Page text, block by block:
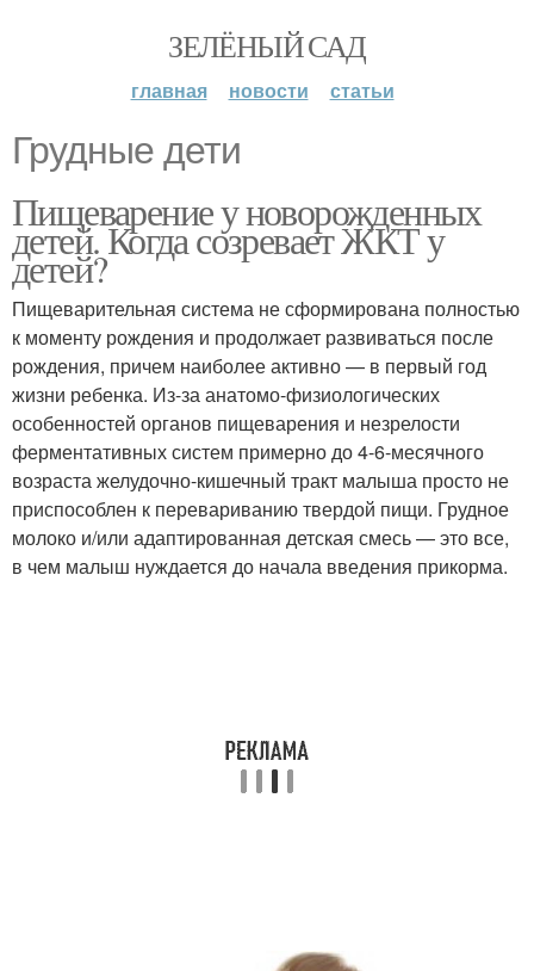
ЗЕЛЁНЫЙ САД
главная новости статьи
Грудные дети
Пищеварение у новорожденных
детей. Когда созревает ЖКТ у
детей?
Пищеварительная система не сформирована полностью
к моменту рождения и продолжает развиваться после
рождения, причем наиболее активно — в первый год
жизни ребенка. Из-за анатомо-физиологических
особенностей органов пищеварения и незрелости
ферментативных систем примерно до 4-6-месячного
возраста желудочно-кишечный тракт малыша просто не
приспособлен к перевариванию твердой пищи. Грудное
молоко и/или адаптированная детская смесь — это все,
в чем малыш нуждается до начала введения прикорма.